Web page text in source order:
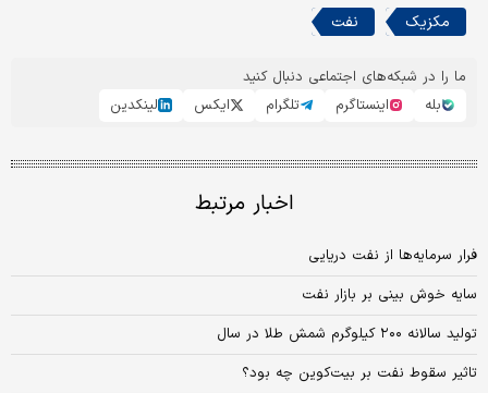
مکزیک
نفت
ما را در شبکه‌های اجتماعی دنبال کنید
بله
اینستاگرم تلگرام ایکس لینکدین
اخبار مرتبط
فرار سرمایه‌ها از نفت دریایی
سایه خوش بینی بر بازار نفت
تولید سالانه ۲۰۰ کیلوگرم شمش طلا در سال
تاثیر سقوط نفت بر بیت‌کوین چه بود؟